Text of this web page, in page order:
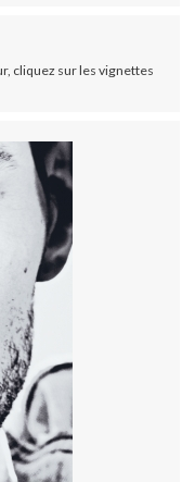
cliquez sur les vignettes